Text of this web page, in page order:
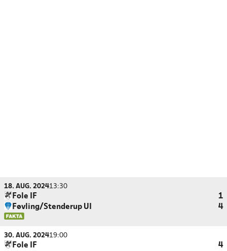
18. AUG. 202413:30
Fole IF
1
Føvling/Stenderup UI
4
30. AUG. 202419:00
Fole IF
4